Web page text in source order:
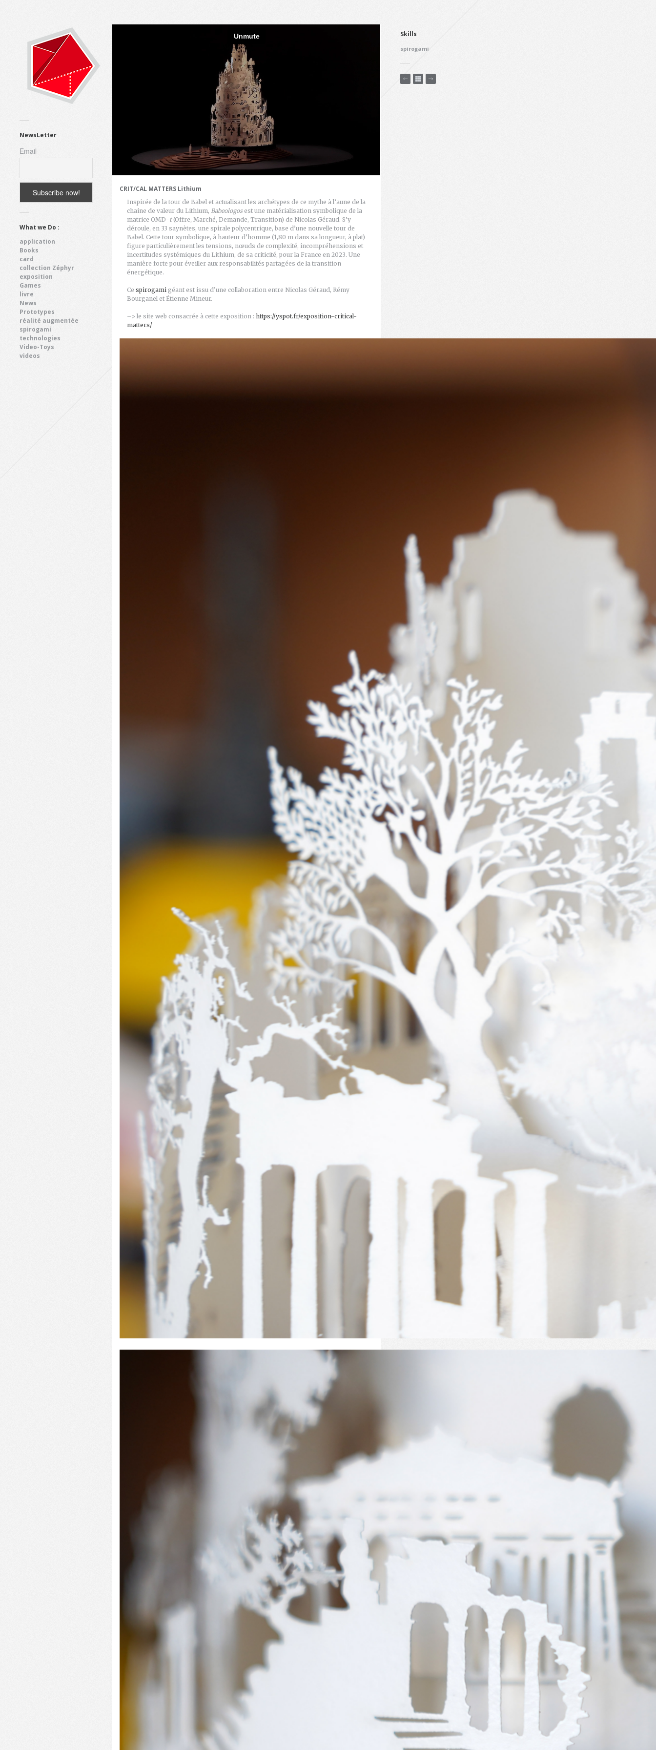
NewsLetter
Email
What we Do :
application
Books
card
collection Zéphyr
exposition
Games
livre
News
Prototypes
réalité augmentée
spirogami
technologies
Video-Toys
videos
CRIT/CAL MATTERS Lithium
Inspirée de la tour de Babel et actualisant les archétypes de ce mythe à l’aune de la
chaine de valeur du Lithium, Babeologosest une matérialisation symbolique de la
matrice OMD-t(Offre, Marché, Demande, Transition) de Nicolas Géraud. S’y
déroule, en 33 saynètes, une spirale polycentrique, base d’une nouvelle tour de
Babel. Cette tour symbolique, à hauteur d’homme (1,80 m dans sa longueur, à plat)
figure particulièrement les tensions, nœuds de complexité, incompréhensions et
incertitudes systémiques du Lithium, de sa criticité, pour la France en 2023. Une
manière forte pour éveiller aux responsabilités partagées de la transition
énergétique.
Ce spirogami géant est issu d’une collaboration entre Nicolas Géraud, Rémy
Bourganel et Étienne Mineur.
–> le site web consacrée à cette exposition : https://yspot.fr/exposition-critical-
matters/
Skills
spirogami